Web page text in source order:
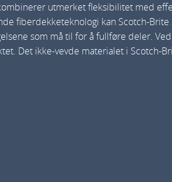
utmerket fleksibilitet med
fiberdekketeknologi kan Scotch-
som må til for å fullføre deler.
Det ikke-vevde materialet i Scotch-